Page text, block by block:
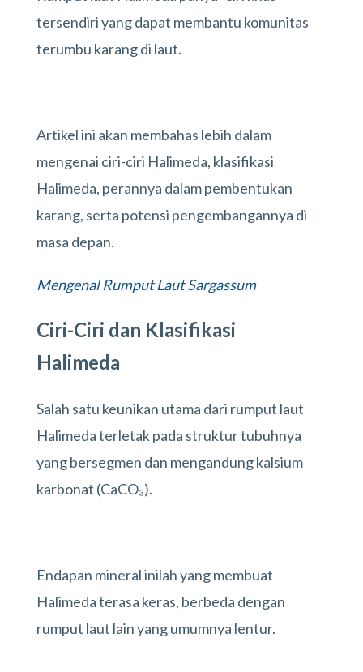
tersendiri yang dapat membantu komunitas
terumbu karang di laut.
Artikel ini akan membahas lebih dalam
mengenai ciri-ciri Halimeda, klasifikasi
Halimeda, perannya dalam pembentukan
karang, serta potensi pengembangannya di
masa depan.
Mengenal Rumput Laut Sargassum
Ciri-Ciri dan Klasifikasi
Halimeda
Salah satu keunikan utama dari rumput laut
Halimeda terletak pada struktur tubuhnya
yang bersegmen dan mengandung kalsium
karbonat (CaCO₃).
Endapan mineral inilah yang membuat
Halimeda terasa keras, berbeda dengan
rumput laut lain yang umumnya lentur.